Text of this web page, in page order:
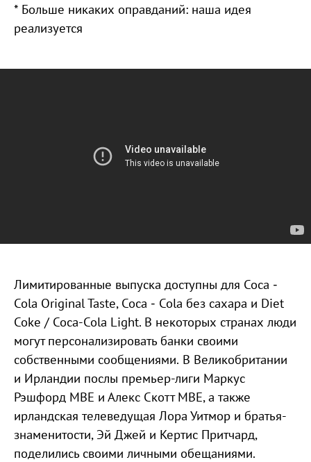
* Больше никаких оправданий: наша идея
реализуется
Лимитированные выпуска доступны для Coca ‑
Cola Original Taste, Coca ‑ Cola без сахара и Diet
Coke / Coca-Cola Light. В некоторых странах люди
могут персонализировать банки своими
собственными сообщениями. В Великобритании
и Ирландии послы премьер-лиги Маркус
Рэшфорд MBE и Алекс Скотт MBE, а также
ирландская телеведущая Лора Уитмор и братья-
знаменитости, Эй Джей и Кертис Притчард,
поделились своими личными обещаниями.